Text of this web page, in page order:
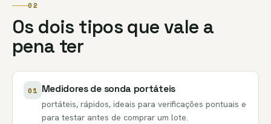
02
Os dois tipos que vale a
pena ter
01 Medidores de sonda portáteis
portáteis, rápidos, ideais para verificações pontuais e
para testar antes de comprar um lote.